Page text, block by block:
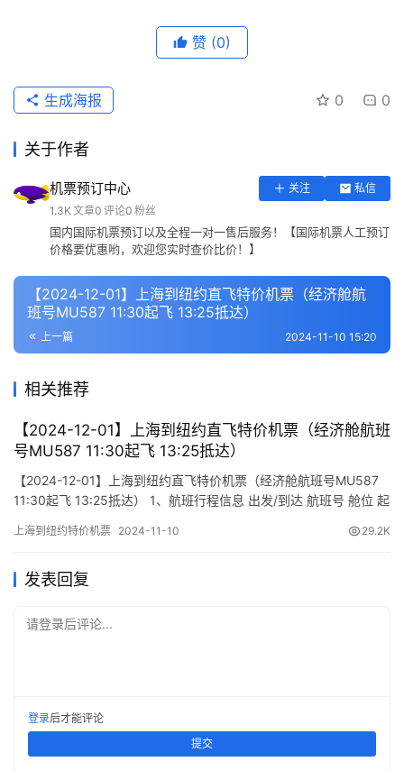
赞 (0)
0 0
生成海报
关于作者
机票预订中心 关注
私信
1.3K 文章0 评论0 粉丝
国内国际机票预订以及全程一对一售后服务！【国际机票人工预订
价格要优惠哟，欢迎您实时查价比价！】
【2024-12-01】上海到纽约直飞特价机票（经济舱航
班号MU587 11:30起飞 13:25抵达）
上一篇 2024-11-10 15:20
相关推荐
【2024-12-01】上海到纽约直飞特价机票（经济舱航班
号MU587 11:30起飞 13:25抵达）
【2024-12-01】上海到纽约直飞特价机票（经济舱航班号MU587
11:30起飞 13:25抵达） 1、航班行程信息 出发/到达 航班号 舱位 起
(class) (Departure Time) (Arrival Time) 出发(TakeOff) …
上海到纽约特价机票 2024-11-10 29.2K
发表回复
请登录后评论...
登录后才能评论
提交